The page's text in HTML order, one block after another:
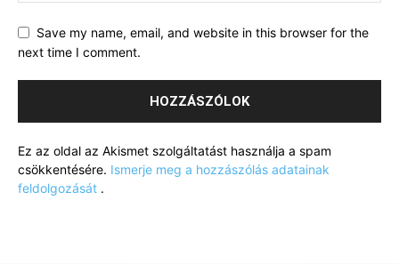
Save my name, email, and website in this browser for the
next time I comment.
Ez az oldal az Akismet szolgáltatást használja a spam
csökkentésére. Ismerje meg a hozzászólás adatainak
feldolgozását .